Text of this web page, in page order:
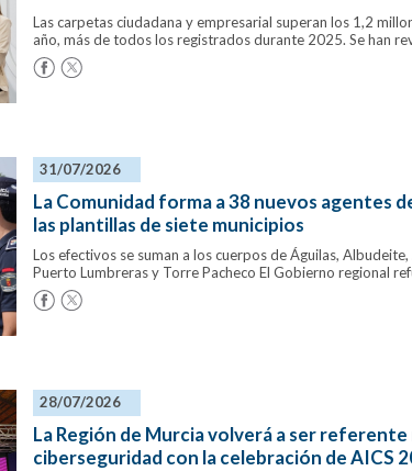
Las carpetas ciudadana y empresarial superan los 1,2
año, más de todos los registrados durante 2025. Se han
31/07/2026
La Comunidad forma a 38 nuevos agentes
las plantillas de siete municipios
Los efectivos se suman a los cuerpos de Águilas,
Puerto Lumbreras y Torre Pacheco El Gobierno regional
28/07/2026
La Región de Murcia volverá a ser
ciberseguridad con la celebración de AICS